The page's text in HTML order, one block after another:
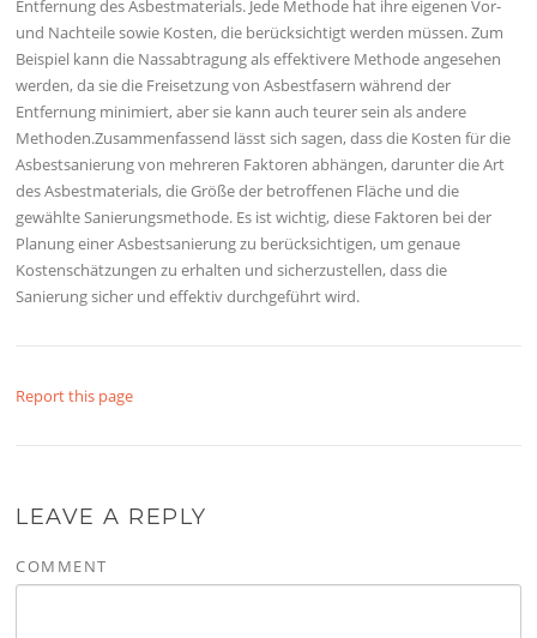
Entfernung des Asbestmaterials. Jede Methode hat ihre eigenen Vor-
und Nachteile sowie Kosten, die berücksichtigt werden müssen. Zum
Beispiel kann die Nassabtragung als effektivere Methode angesehen
werden, da sie die Freisetzung von Asbestfasern während der
Entfernung minimiert, aber sie kann auch teurer sein als andere
Methoden.Zusammenfassend lässt sich sagen, dass die Kosten für die
Asbestsanierung von mehreren Faktoren abhängen, darunter die Art
des Asbestmaterials, die Größe der betroffenen Fläche und die
gewählte Sanierungsmethode. Es ist wichtig, diese Faktoren bei der
Planung einer Asbestsanierung zu berücksichtigen, um genaue
Kostenschätzungen zu erhalten und sicherzustellen, dass die
Sanierung sicher und effektiv durchgeführt wird.
Report this page
LEAVE A REPLY
COMMENT